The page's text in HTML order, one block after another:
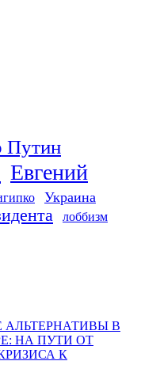
Путин
Евгений
Украина
лоббизм
АЛЬТЕРНАТИВЫ В
НА ПУТИ ОТ
К